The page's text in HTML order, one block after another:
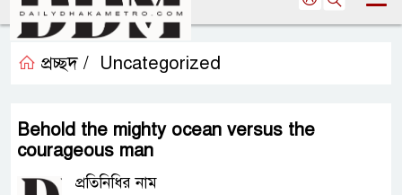
প্রচ্ছদ / Uncategorized
Behold the mighty ocean versus the
courageous man
প্রতিনিধির নাম